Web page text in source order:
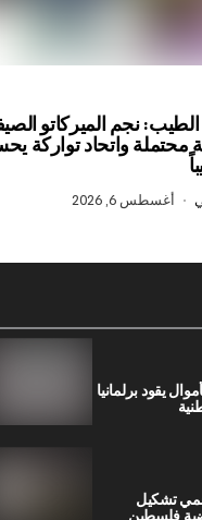
نجم الميركاتو
محتملة واتحاد تواركة
أغسطس 6, 2026
يقود برلمانيا
تشكيل
فلسطين